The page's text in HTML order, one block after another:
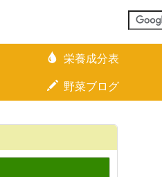
栄養成分表
野菜ブログ